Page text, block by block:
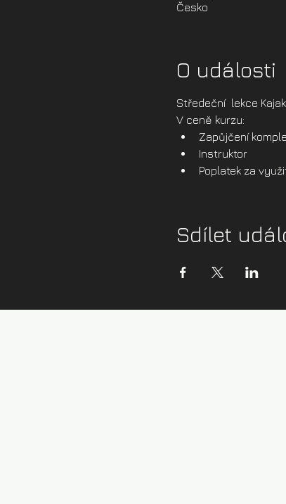
Česko
O události
Středeční  lekce
V ceně kurzu:
Zapůjčení
Instruktor
Poplatek za
Sdílet